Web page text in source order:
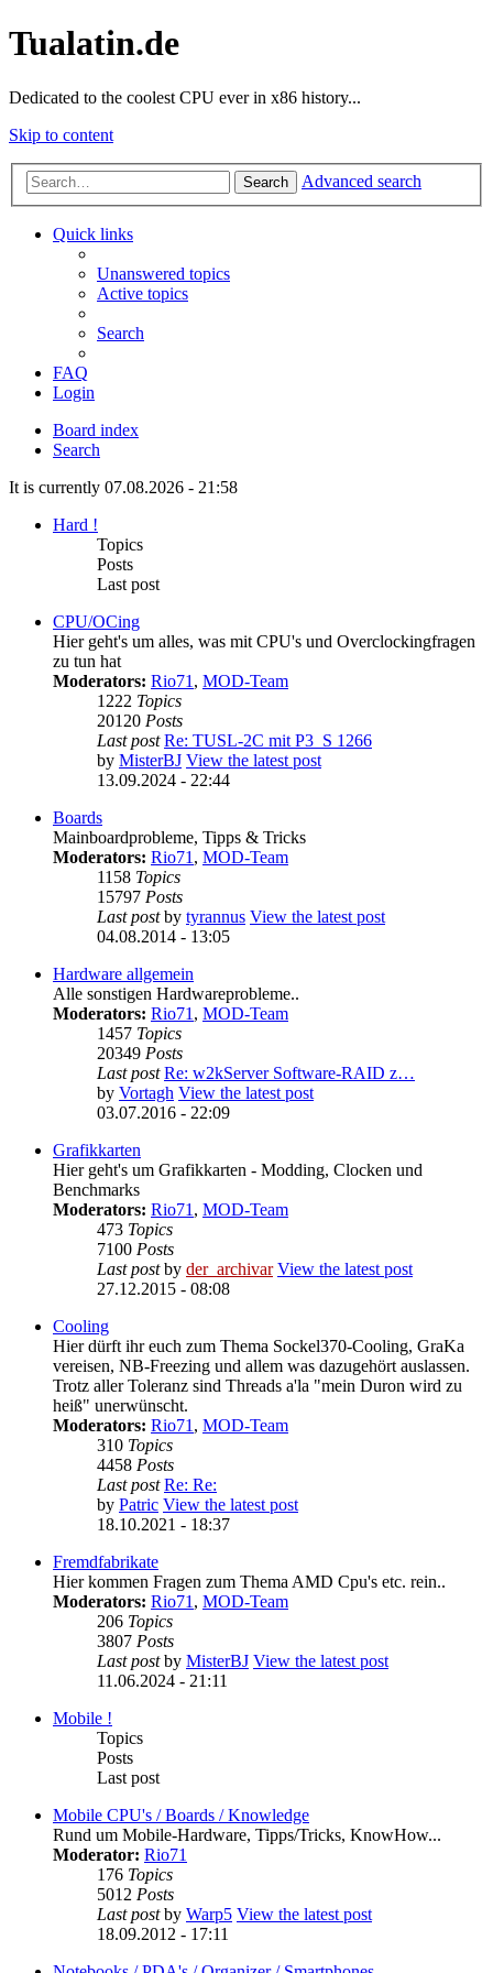
Tualatin.de
Dedicated to the coolest CPU ever in x86 history...
Skip to content
Search Advanced search
Quick links
Unanswered topics
Active topics
Search
FAQ
Login
Board index
Search
It is currently 07.08.2026 - 21:58
Hard !
Topics
Posts
Last post
CPU/OCing
Hier geht's um alles, was mit CPU's und Overclockingfragen
zu tun hat
Moderators: Rio71, MOD-Team
1222 Topics
20120 Posts
Last post Re: TUSL-2C mit P3_S 1266
by MisterBJ View the latest post
13.09.2024 - 22:44
Boards
Mainboardprobleme, Tipps & Tricks
Moderators: Rio71, MOD-Team
1158 Topics
15797 Posts
Last postby tyrannus View the latest post
04.08.2014 - 13:05
Hardware allgemein
Alle sonstigen Hardwareprobleme..
Moderators: Rio71, MOD-Team
1457 Topics
20349 Posts
Last post Re: w2kServer Software-RAID z…
by Vortagh View the latest post
03.07.2016 - 22:09
Grafikkarten
Hier geht's um Grafikkarten - Modding, Clocken und
Benchmarks
Moderators: Rio71, MOD-Team
473 Topics
7100 Posts
Last postby der_archivar View the latest post
27.12.2015 - 08:08
Cooling
Hier dürft ihr euch zum Thema Sockel370-Cooling, GraKa
vereisen, NB-Freezing und allem was dazugehört auslassen.
Trotz aller Toleranz sind Threads a'la "mein Duron wird zu
heiß" unerwünscht.
Moderators: Rio71, MOD-Team
310 Topics
4458 Posts
Last post Re: Re:
by Patric View the latest post
18.10.2021 - 18:37
Fremdfabrikate
Hier kommen Fragen zum Thema AMD Cpu's etc. rein..
Moderators: Rio71, MOD-Team
206 Topics
3807 Posts
Last postby MisterBJ View the latest post
11.06.2024 - 21:11
Mobile !
Topics
Posts
Last post
Mobile CPU's / Boards / Knowledge
Rund um Mobile-Hardware, Tipps/Tricks, KnowHow...
Moderator: Rio71
176 Topics
5012 Posts
Last postby Warp5 View the latest post
18.09.2012 - 17:11